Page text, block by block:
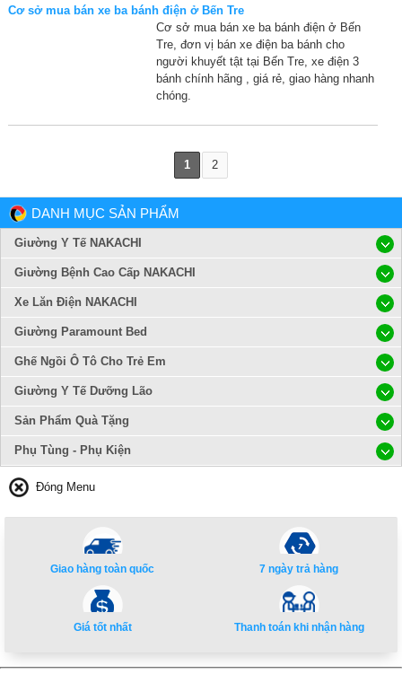
Cơ sở mua bán xe ba bánh điện ở Bến Tre
Cơ sở mua bán xe ba bánh điện ở Bến
Tre, đơn vị bán xe điện ba bánh cho
người khuyết tật tại Bến Tre, xe điện 3
bánh chính hãng , giá rẻ, giao hàng nhanh
chóng.
1 2
DANH MỤC SẢN PHẨM
Giường Y Tế NAKACHI
Giường Bệnh Cao Cấp NAKACHI
Xe Lăn Điện NAKACHI
Giường Paramount Bed
Ghế Ngồi Ô Tô Cho Trẻ Em
Giường Y Tế Dưỡng Lão
Sản Phẩm Quà Tặng
Phụ Tùng - Phụ Kiện
Đóng Menu
Giao hàng toàn quốc 7 ngày trả hàng
Giá tốt nhất Thanh toán khi nhận hàng